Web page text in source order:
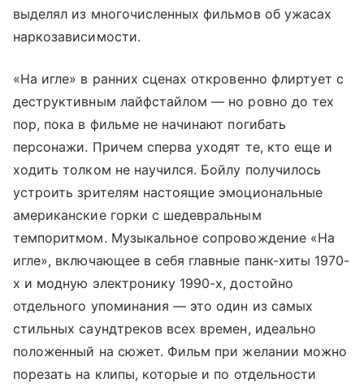
выделял из многочисленных фильмов об ужасах
наркозависимости.
«На игле» в ранних сценах откровенно флиртует с
деструктивным лайфстайлом — но ровно до тех
пор, пока в фильме не начинают погибать
персонажи. Причем сперва уходят те, кто еще и
ходить толком не научился. Бойлу получилось
устроить зрителям настоящие эмоциональные
американские горки с шедевральным
темпоритмом. Музыкальное сопровождение «На
игле», включающее в себя главные панк-хиты 1970-
х и модную электронику 1990-х, достойно
отдельного упоминания — это один из самых
стильных саундтреков всех времен, идеально
положенный на сюжет. Фильм при желании можно
порезать на клипы, которые и по отдельности